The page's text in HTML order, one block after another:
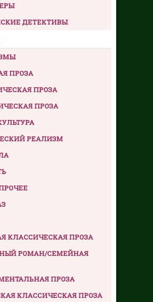
ДЕТЕКТИВЫ
ПРОЗА
ПРОЗА
ПРОЗА
РЕАЛИЗМ
КЛАССИЧЕСКАЯ ПРОЗА
РОМАН/СЕМЕЙНАЯ
ПРОЗА
КЛАССИЧЕСКАЯ ПРОЗА